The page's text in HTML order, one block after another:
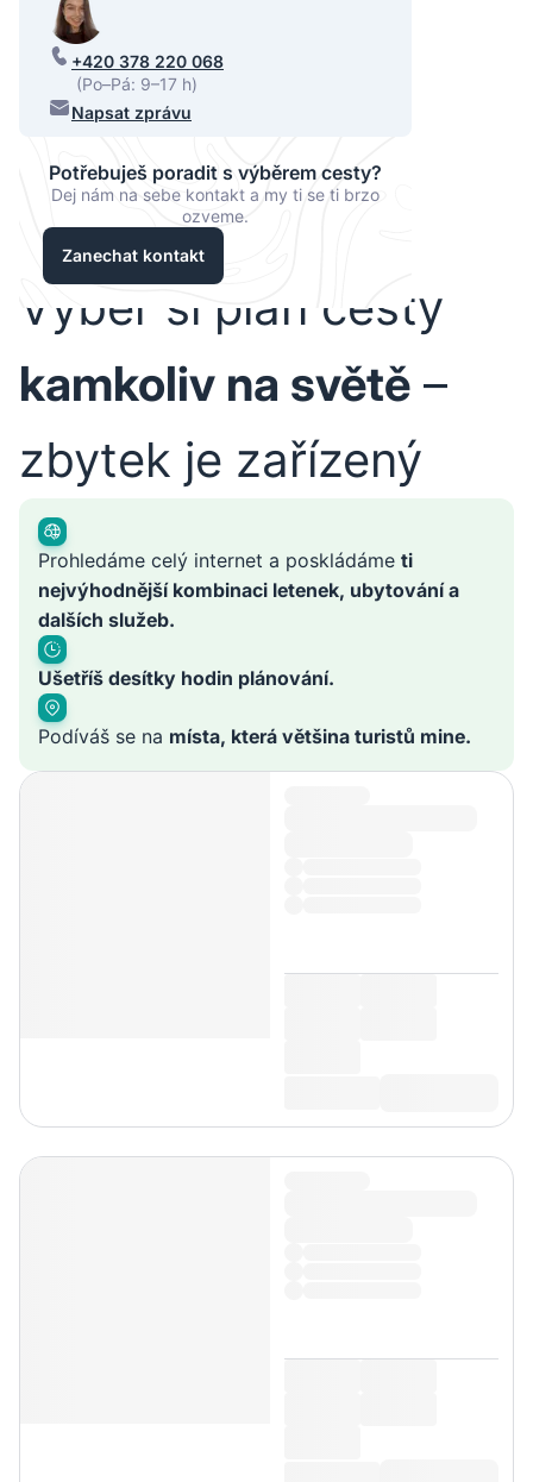
+420 378 220 068
(Po–Pá: 9–17 h)
Napsat zprávu
Potřebuješ poradit s výběrem cesty?
Dej nám na sebe kontakt a my ti se ti brzo
ozveme.
Zanechat kontakt
Vyber si plán cesty
kamkoliv na světě –
zbytek je zařízený
Prohledáme celý internet a poskládáme ti
nejvýhodnější kombinaci letenek, ubytování a
dalších služeb.
Ušetříš desítky hodin plánování.
Podíváš se na místa, která většina turistů mine.